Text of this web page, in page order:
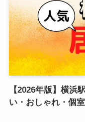
【2026年版】横浜
い・おしゃれ・個